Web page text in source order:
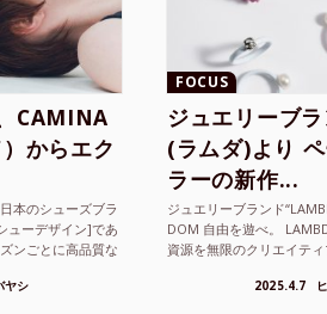
CAMINA
からエク
本のシューズブラ
ューデザイン]であ
ンごとに高品質な
ヤシ
FOCUS
ジュエリーブ
(ラムダ)より
ラーの新作...
ジュエリーブランド
DOM 自由を遊べ。
資源を無限のクリエイテ
2025.4.7